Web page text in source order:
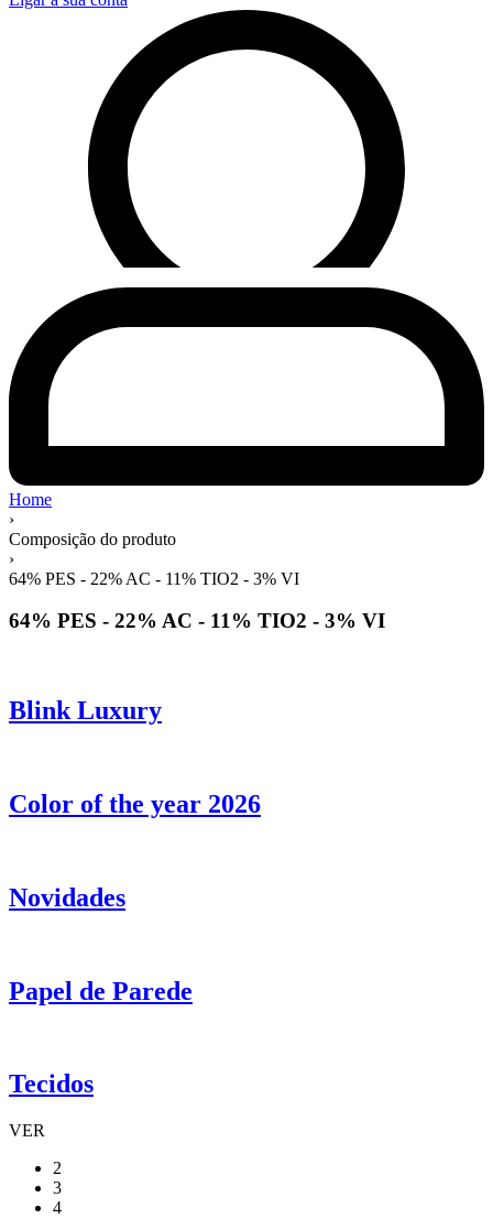
Home
›
Composição do produto
›
64% PES - 22% AC - 11% TIO2 - 3% VI
64% PES - 22% AC - 11% TIO2 - 3% VI
Blink Luxury
Color of the year 2026
Novidades
Papel de Parede
Tecidos
VER
2
3
4